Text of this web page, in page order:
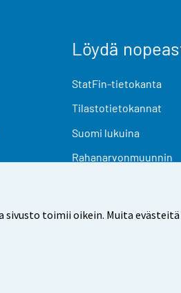
toimii oikein. Muita
Löydä
StatFin-tietokanta
Tilastotietokannat
Suomi lukuina
Rahanarvonmuunnin